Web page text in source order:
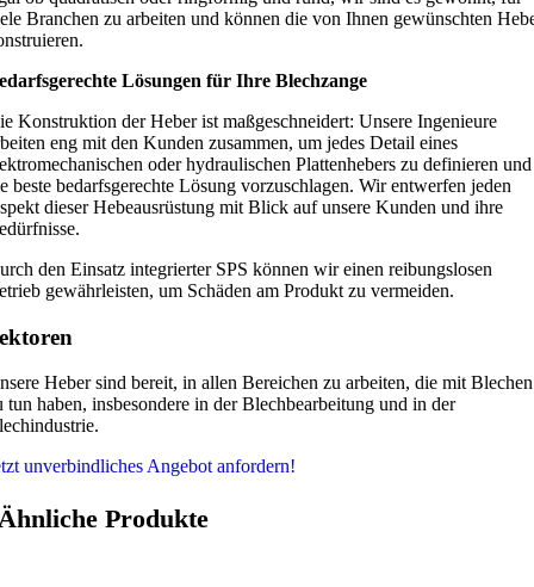
Branchen zu arbeiten und können die von Ihnen gewünschten
Lösungen für Ihre Blechzange
Konstruktion der Heber ist maßgeschneidert: Unsere Ingenieure
eng mit den Kunden zusammen, um jedes Detail eines
oder hydraulischen Plattenhebers zu definieren und
beste bedarfsgerechte Lösung vorzuschlagen. Wir entwerfen jeden
dieser Hebeausrüstung mit Blick auf unsere Kunden und ihre
den Einsatz integrierter SPS können wir einen reibungslosen
gewährleisten, um Schäden am Produkt zu vermeiden.
Heber sind bereit, in allen Bereichen zu arbeiten, die mit Blechen
tun haben, insbesondere in der Blechbearbeitung und in der
unverbindliches Angebot anfordern!
Produkte